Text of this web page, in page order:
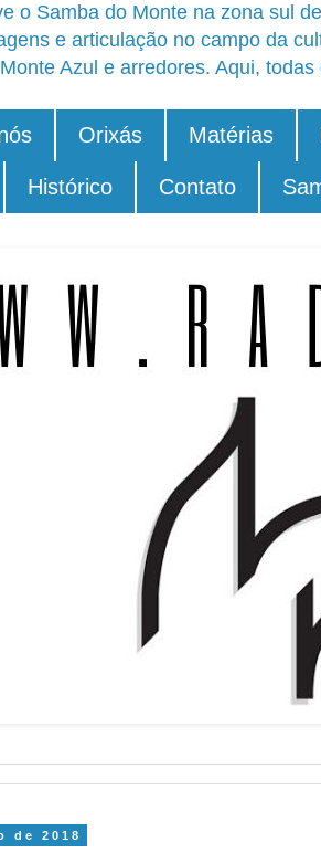
o Samba do Monte na zona sul
e articulação no campo da
Azul e arredores. Aqui,
Orixás Matérias
Histórico Contato
de 2018